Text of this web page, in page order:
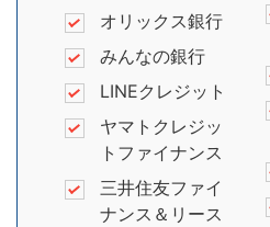
オリックス銀行
みんなの銀行
LINEクレジット
ヤマトクレジッ
トファイナンス
三井住友ファイ
ナンス＆リース